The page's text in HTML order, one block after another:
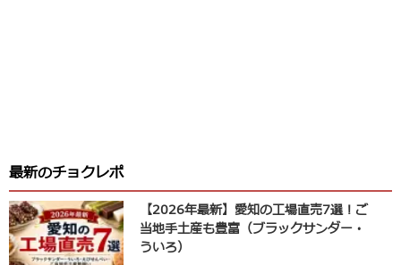
最新のチョクレポ
【2026年最新】愛知の工場直売7選！ご
当地手土産も豊富（ブラックサンダー・
ういろ）